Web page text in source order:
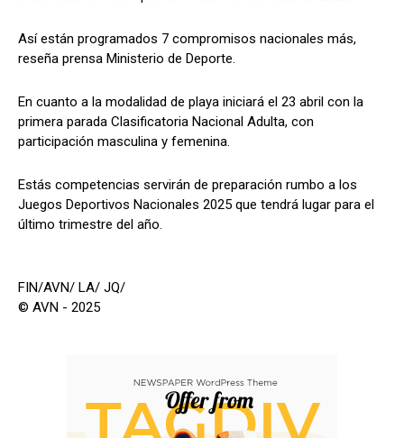
Así están programados 7 compromisos nacionales más,
reseña prensa Ministerio de Deporte.
En cuanto a la modalidad de playa iniciará el 23 abril con la
primera parada Clasificatoria Nacional Adulta, con
participación masculina y femenina.
Estás competencias servirán de preparación rumbo a los
Juegos Deportivos Nacionales 2025 que tendrá lugar para el
último trimestre del año.
FIN/AVN/ LA/ JQ/
© AVN - 2025